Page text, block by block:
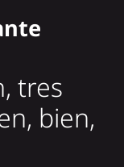
tres
bien,